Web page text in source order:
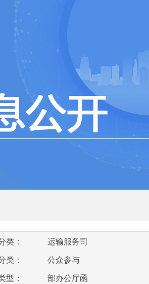
类：
运输服务司
类：
公众参与
型：
部办公厅函